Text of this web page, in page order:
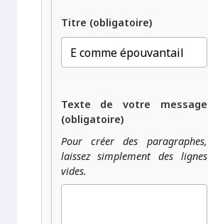
Titre (obligatoire)
Texte de votre message
(obligatoire)
Pour créer des paragraphes,
laissez simplement des lignes
vides.